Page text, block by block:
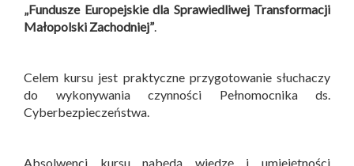
„Fundusze Europejskie dla Sprawiedliwej Transformacji
Małopolski Zachodniej”.
Celem kursu jest praktyczne przygotowanie słuchaczy
do wykonywania czynności Pełnomocnika ds.
Cyberbezpieczeństwa.
Absolwenci kursu nabędą wiedzę i umiejętności